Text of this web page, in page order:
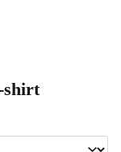
shirt